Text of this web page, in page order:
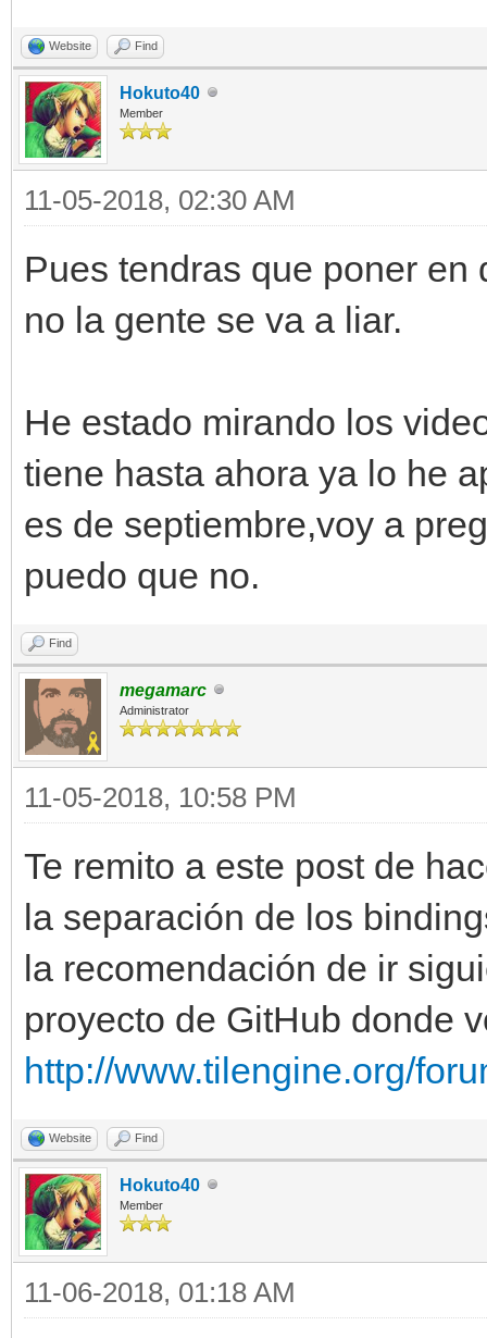
Website Find
Hokuto40
Member
11-05-2018, 02:30 AM
Pues tendras que poner
no la gente se va a liar.
He estado mirando los
tiene hasta ahora ya lo he
es de septiembre,voy a
puedo que no.
Find
megamarc
Administrator
11-05-2018, 10:58 PM
Te remito a este post de
la separación de los
la recomendación de ir
proyecto de GitHub donde
http://www.tilengine.org/
Website Find
Hokuto40
Member
11-06-2018, 01:18 AM